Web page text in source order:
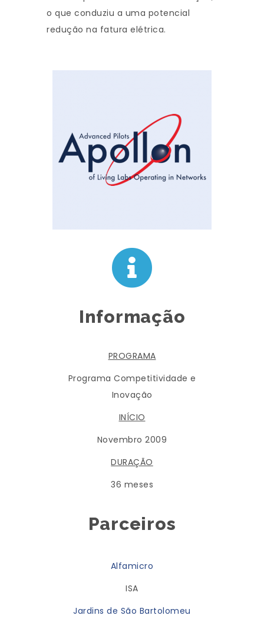
o que conduziu a uma potencial
redução na fatura elétrica.
Informação
PROGRAMA
Programa Competitividade e
Inovação
INÍCIO
Novembro 2009
DURAÇÃO
36 meses
Parceiros
Alfamicro
ISA
Jardins de São Bartolomeu